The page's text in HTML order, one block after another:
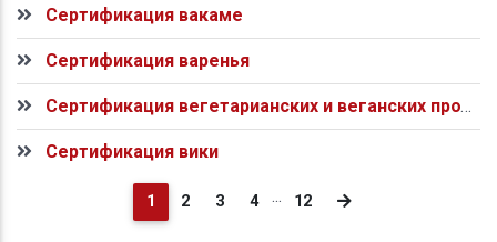
Сертификация вакаме
Сертификация варенья
Сертификация вегетарианских и веганских продуктов
Сертификация вики
1 (current)
2 3 4 ... 12